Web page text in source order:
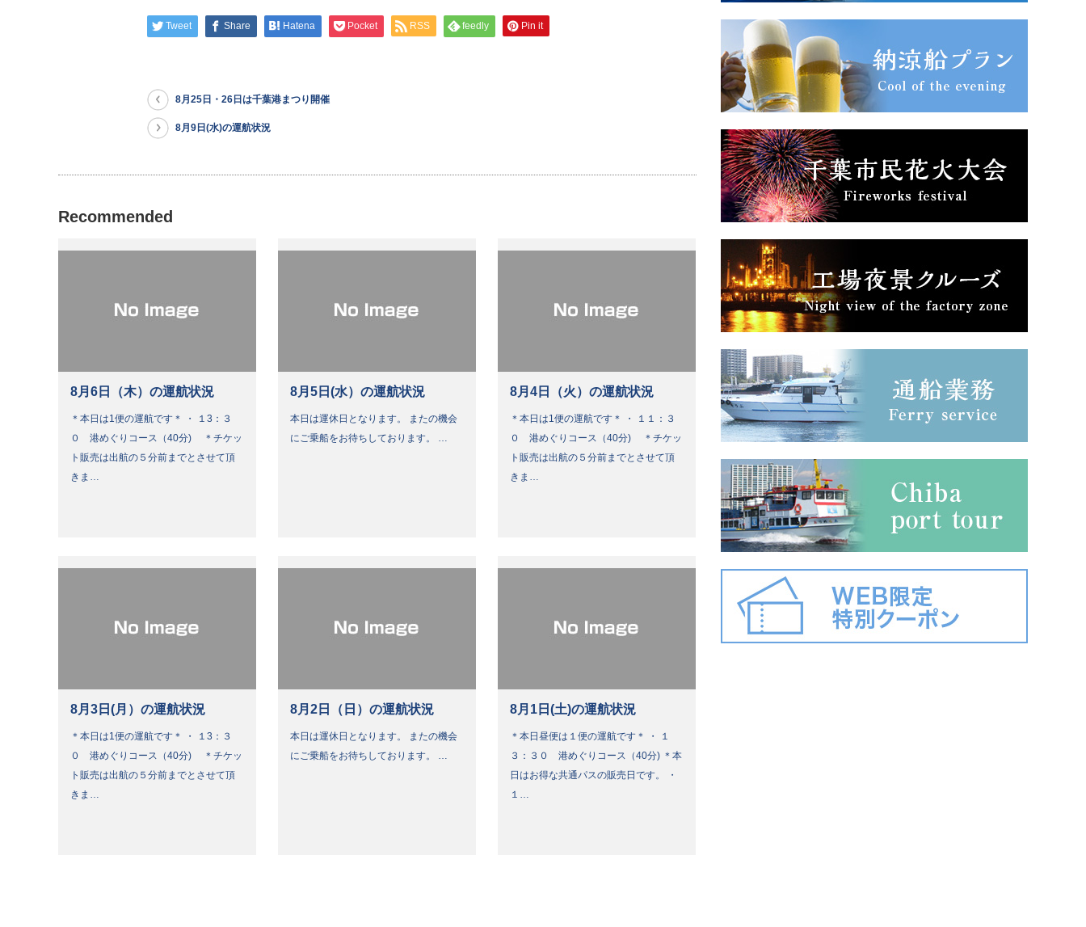
Tweet Share Hatena Pocket RSS feedly Pin it
8月25日・26日は千葉港まつり開催
8月9日(水)の運航状況
Recommended
8月6日（木）の運航状況
＊本日は1便の運航です＊ ・ １3：３
０ 港めぐりコース（40分) ＊チケッ
ト販売は出航の５分前までとさせて頂
きま…
8月5日(水）の運航状況
本日は運休日となります。 またの機会
にご乗船をお待ちしております。 …
8月4日（火）の運航状況
＊本日は1便の運航です＊ ・ １１：３
０ 港めぐりコース（40分) ＊チケッ
ト販売は出航の５分前までとさせて頂
きま…
8月3日(月）の運航状況
＊本日は1便の運航です＊ ・ １3：３
０ 港めぐりコース（40分) ＊チケッ
ト販売は出航の５分前までとさせて頂
きま…
8月2日（日）の運航状況
本日は運休日となります。 またの機会
にご乗船をお待ちしております。 …
8月1日(土)の運航状況
＊本日昼便は１便の運航です＊ ・ １
３：３０ 港めぐりコース（40分) ＊本
日はお得な共通パスの販売日です。 ・
１…